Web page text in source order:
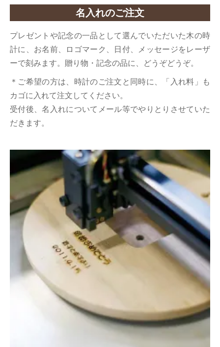
名入れのご注文
プレゼントや記念の一品として選んでいただいた木の時
計に、お名前、ロゴマーク、日付、メッセージをレーザ
ーで刻みます。贈り物・記念の品に、どうぞどうぞ。
＊ご希望の方は、時計のご注文と同時に、「入れ料」も
カゴに入れて注文してください。
受付後、名入れについてメール等でやりとりさせていた
だきます。